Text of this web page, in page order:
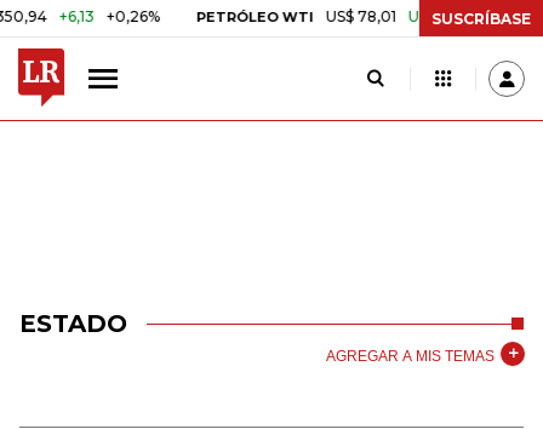
+0,26% PETRÓLEO WTI US$ 78,01 US$ 2,92 +3,89%
SUSCRÍBASE
ESTADO
AGREGAR A MIS TEMAS